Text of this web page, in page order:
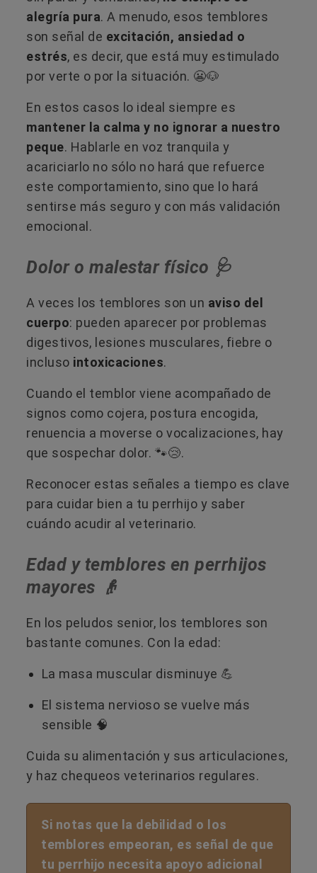
alegría pura. A menudo, esos temblores
son señal de excitación, ansiedad o
estrés, es decir, que está muy estimulado
por verte o por la situación. 😬🐶
En estos casos lo ideal siempre es
mantener la calma y no ignorar a nuestro
peque. Hablarle en voz tranquila y
acariciarlo no sólo no hará que refuerce
este comportamiento, sino que lo hará
sentirse más seguro y con más validación
emocional.
Dolor o malestar físico 🩺
A veces los temblores son un aviso del
cuerpo: pueden aparecer por problemas
digestivos, lesiones musculares, fiebre o
incluso intoxicaciones.
Cuando el temblor viene acompañado de
signos como cojera, postura encogida,
renuencia a moverse o vocalizaciones, hay
que sospechar dolor. 🐾😢.
Reconocer estas señales a tiempo es clave
para cuidar bien a tu perrhijo y saber
cuándo acudir al veterinario.
Edad y temblores en perrhijos
mayores 👴
En los peludos senior, los temblores son
bastante comunes. Con la edad:
La masa muscular disminuye 💪
El sistema nervioso se vuelve más
sensible 🧠
Cuida su alimentación y sus articulaciones,
y haz chequeos veterinarios regulares.
Si notas que la debilidad o los
temblores empeoran, es señal de que
tu perrhijo necesita apoyo adicional